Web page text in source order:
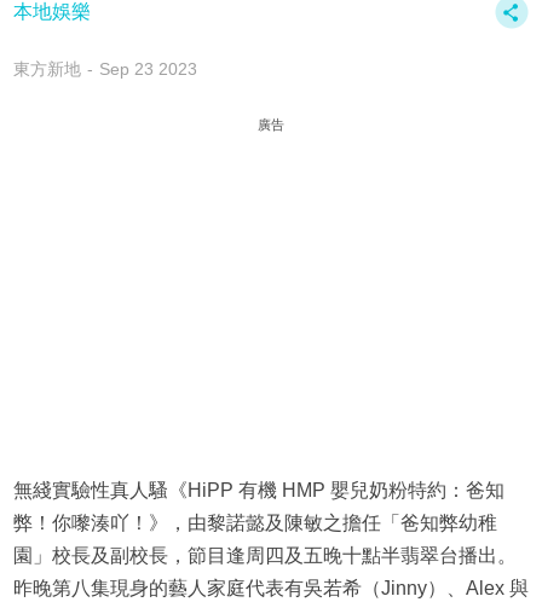
本地娛樂
東方新地 Sep 23 2023
廣告
無綫實驗性真人騷《HiPP 有機 HMP 嬰兒奶粉特約：爸知
弊！你嚟湊吖！》，由黎諾懿及陳敏之擔任「爸知弊幼稚
園」校長及副校長，節目逢周四及五晚十點半翡翠台播出。
昨晚第八集現身的藝人家庭代表有吳若希（Jinny）、Alex 與